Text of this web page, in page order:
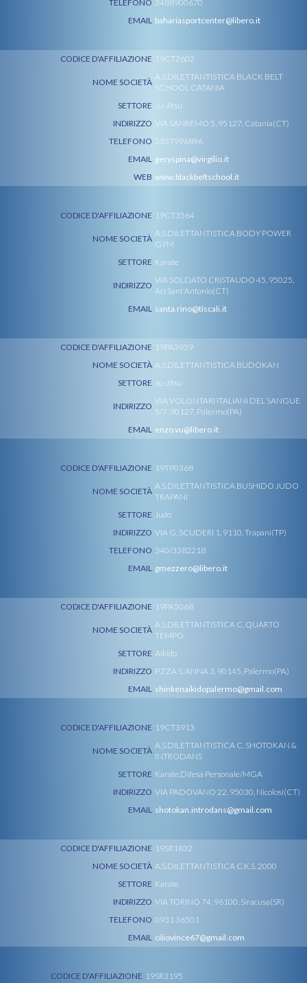
TELEFONO 3488900670
EMAIL bahariasportcenter@libero.it
CODICE D'AFFILIAZIONE 19CT2602
NOME SOCIETÀ
A.S.DILETTANTISTICA BLACK BELT
SCHOOL CATANIA
SETTORE Ju-Jitsu
INDIRIZZO VIA SANREMO 5, 95127, Catania(CT)
TELEFONO 3337996896
EMAIL geryspina@virgilio.it
WEB www.blackbeltschool.it
CODICE D'AFFILIAZIONE 19CT3564
NOME SOCIETÀ
A.S.DILETTANTISTICA BODY POWER
GYM
SETTORE Karate
INDIRIZZO
VIA SOLDATO CRISTAUDO 45, 95025,
Aci Sant'Antonio(CT)
EMAIL santa.rino@tiscali.it
CODICE D'AFFILIAZIONE 19PA3939
NOME SOCIETÀ A.S.DILETTANTISTICA BUDOKAN
SETTORE Ju-Jitsu
INDIRIZZO
VIA VOLONTARI ITALIANI DEL SANGUE
5/7, 90127, Palermo(PA)
EMAIL enzo.vu@libero.it
CODICE D'AFFILIAZIONE 19TP0368
NOME SOCIETÀ
A.S.DILETTANTISTICA BUSHIDO JUDO
TRAPANI
SETTORE Judo
INDIRIZZO VIA G. SCUDERI 1, 9110, Trapani(TP)
TELEFONO 340/3382218
EMAIL gmezzero@libero.it
CODICE D'AFFILIAZIONE 19PA5068
NOME SOCIETÀ
A.S.DILETTANTISTICA C. QUARTO
TEMPO
SETTORE Aikido
INDIRIZZO P.ZZA S. ANNA 3, 90145, Palermo(PA)
EMAIL shinkenaikidopalermo@gmail.com
CODICE D'AFFILIAZIONE 19CT3913
NOME SOCIETÀ
A.S.DILETTANTISTICA C. SHOTOKAN &
INTRODANS
SETTORE Karate,Difesa Personale/MGA
INDIRIZZO VIA PADOVANO 22, 95030, Nicolosi(CT)
EMAIL shotokan.introdans@gmail.com
CODICE D'AFFILIAZIONE 19SR1832
NOME SOCIETÀ A.S.DILETTANTISTICA C.K.S. 2000
SETTORE Karate
INDIRIZZO VIA TORINO 74, 96100, Siracusa(SR)
TELEFONO 0931 36501
EMAIL ciliovince67@gmail.com
CODICE D'AFFILIAZIONE 19SR3195